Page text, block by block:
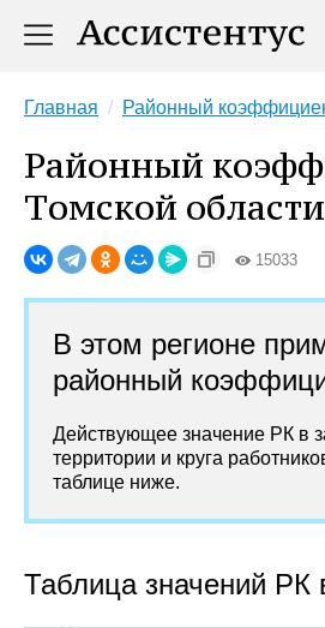
Главная Районный
Районный
Томской области
15033
В этом регионе
районный
Действующее значение РК в
территории и круга
таблице ниже.
Таблица значений РК